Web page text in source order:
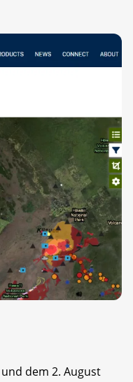
dem 2. August